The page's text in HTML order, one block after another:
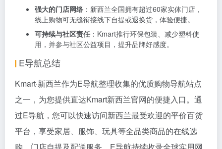
强大的门店网络 ：新西兰全国拥有超过60家实体门店，
线上购物可无缝衔接线下自提或退换货，体验便捷。
可持续与社区责任 ：Kmart推行环保包装、减少塑料使
用，并参与社区公益项目，提升品牌好感度。
E导航总结
Kmart·新西兰作为E导航整理收集的优质购物导航站点
之一，为您提供直达Kmart新西兰官网的便捷入口。通
过E导航，您可以快速访问新西兰最受欢迎的平价百货
平台，享受家居、服饰、玩具等全品类商品的在线选